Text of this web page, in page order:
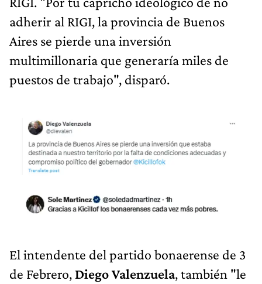
adherir al RIGI, la provincia de Buenos
Aires se pierde una inversión
multimillonaria que generaría miles de
puestos de trabajo", disparó.
El intendente del partido bonaerense de 3
de Febrero, Diego Valenzuela, también "le